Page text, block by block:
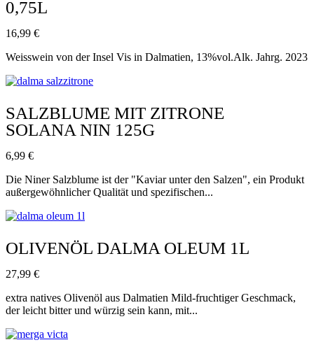
0,75L
16,99 €
Weisswein von der Insel Vis in Dalmatien, 13%vol.Alk. Jahrg. 2023
SALZBLUME MIT ZITRONE
SOLANA NIN 125G
6,99 €
Die Niner Salzblume ist der "Kaviar unter den Salzen", ein Produkt
außergewöhnlicher Qualität und spezifischen...
OLIVENÖL DALMA OLEUM 1L
27,99 €
extra natives Olivenöl aus Dalmatien Mild-fruchtiger Geschmack,
der leicht bitter und würzig sein kann, mit...